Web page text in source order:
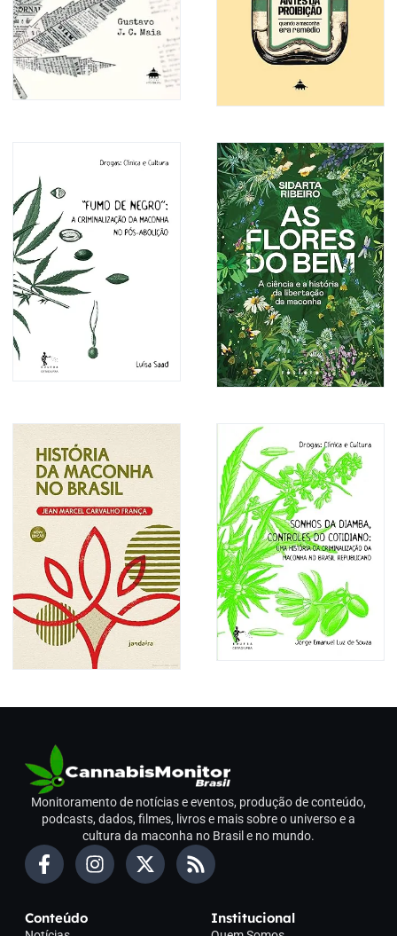
Monitoramento de notícias e eventos, produção de conteúdo,
podcasts, dados, filmes, livros e mais sobre o universo e a
cultura da maconha no Brasil e no mundo.
Conteúdo Institucional